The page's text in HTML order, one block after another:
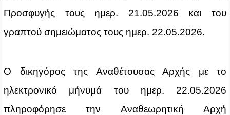
Προσφυγής τους ημερ. 21.05.2026 και του
γραπτού σημειώματος τους ημερ. 22.05.2026.
Ο δικηγόρος της Αναθέτουσας Αρχής με το
ηλεκτρονικό μήνυμά του ημερ. 22.05.2026
πληροφόρησε την Αναθεωρητική Αρχή